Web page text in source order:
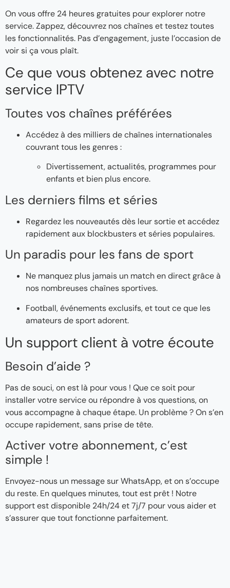
On vous offre 24 heures gratuites pour explorer notre
service. Zappez, découvrez nos chaînes et testez toutes
les fonctionnalités. Pas d’engagement, juste l’occasion de
voir si ça vous plaît.
Ce que vous obtenez avec notre
service IPTV
Toutes vos chaînes préférées
Accédez à des milliers de chaînes internationales
couvrant tous les genres :
Divertissement, actualités, programmes pour
enfants et bien plus encore.
Les derniers films et séries
Regardez les nouveautés dès leur sortie et accédez
rapidement aux blockbusters et séries populaires.
Un paradis pour les fans de sport
Ne manquez plus jamais un match en direct grâce à
nos nombreuses chaînes sportives.
Football, événements exclusifs, et tout ce que les
amateurs de sport adorent.
Un support client à votre écoute
Besoin d’aide ?
Pas de souci, on est là pour vous ! Que ce soit pour
installer votre service ou répondre à vos questions, on
vous accompagne à chaque étape. Un problème ? On s’en
occupe rapidement, sans prise de tête.
Activer votre abonnement, c’est
simple !
Envoyez-nous un message sur WhatsApp, et on s’occupe
du reste. En quelques minutes, tout est prêt ! Notre
support est disponible 24h/24 et 7j/7 pour vous aider et
s’assurer que tout fonctionne parfaitement.